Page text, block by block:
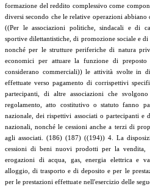
formazione del reddito complessivo come
diversi secondo che le relative operazioni
((Per le associazioni politiche, sindacali e di
sportive dilettantistiche, di promozione sociale e
nonché per le strutture periferiche di natura
economici per attuare la funzione di
considerano commerciali)) le attività svolte in
effettuate verso pagamento di corrispettivi
partecipanti, di altre associazioni che
regolamento, atto costitutivo o statuto fanno
nazionale, dei rispettivi associati o partecipanti e
nazionali, nonché le cessioni anche a terzi di
agli associati. (186) (187) ((194)) 4. La
cessioni di beni nuovi prodotti per la vendita,
erogazioni di acqua, gas, energia elettrica e
alloggio, di trasporto e di deposito e per le
per le prestazioni effettuate nell'esercizio delle